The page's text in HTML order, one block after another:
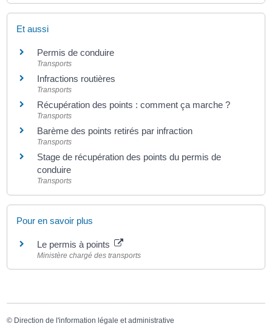
Et aussi
Permis de conduire
Transports
Infractions routières
Transports
Récupération des points : comment ça marche ?
Transports
Barème des points retirés par infraction
Transports
Stage de récupération des points du permis de
conduire
Transports
Pour en savoir plus
Le permis à points
Ministère chargé des transports
© Direction de l'information légale et administrative